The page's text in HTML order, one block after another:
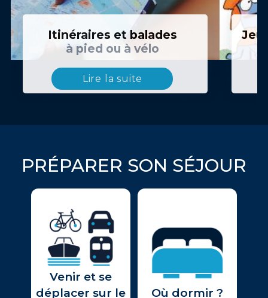
Itinéraires et balades
à pied ou à vélo
Lire la suite
PRÉPARER SON SÉJOUR
Venir et se
déplacer sur le
Où dormir ?